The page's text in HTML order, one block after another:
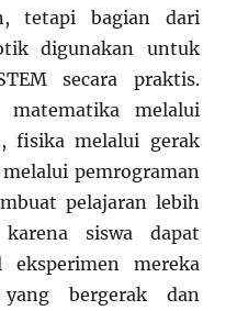
tetapi bagian dari
digunakan untuk
secara praktis.
matematika melalui
fisika melalui gerak
pemrograman
pelajaran lebih
siswa dapat
mereka
bergerak dan